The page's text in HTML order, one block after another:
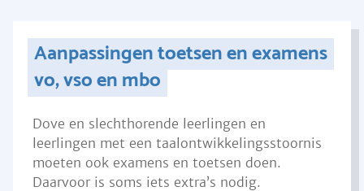
Aanpassingen toetsen en examens
vo, vso en mbo
Dove en slechthorende leerlingen en
leerlingen met een taalontwikkelingsstoornis
moeten ook examens en toetsen doen.
Daarvoor is soms iets extra’s nodig.